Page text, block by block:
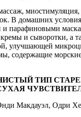
миостимуляция,
В домашних
парафиновыми
и сыворотки, а
улучшающей
содержащие
ТИП
Макдауэл, Одри